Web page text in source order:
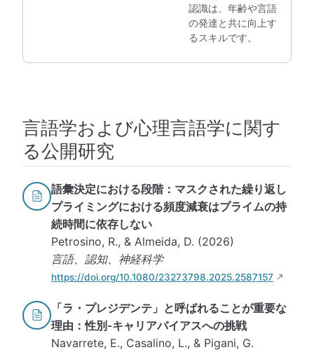
認識は、年齢や言語
の発達と共に向上す
るスキルです。
言語学および心理言語学に関す
る公開研究
語彙決定における段階：マスクされた繰り返し
プライミングにおける頻度減衰はプライムの持
続時間に依存しない
Petrosino, R., & Almeida, D. (2026)
言語、認知、神経科学
https://doi.org/10.1080/23273798.2025.2587157
「ラ・プレジデンテ」と呼ばれることが重要な
理由：性別-キャリアバイアスへの挑戦
Navarrete, E., Casalino, L., & Pigani, G.